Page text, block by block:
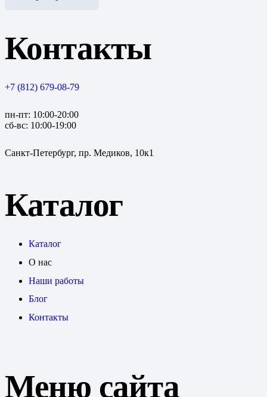
Контакты
+7 (812) 679-08-79
пн-пт: 10:00-20:00
сб-вс: 10:00-19:00
Санкт-Петербург, пр. Медиков, 10к1
Каталог
Каталог
О нас
Наши работы
Блог
Контакты
Меню сайта